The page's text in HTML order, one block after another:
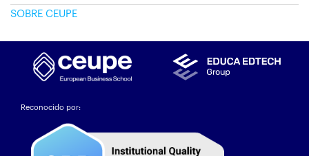
SOBRE CEUPE
Reconocido por: